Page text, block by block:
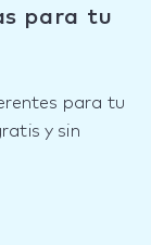
para tu
para tu
y sin